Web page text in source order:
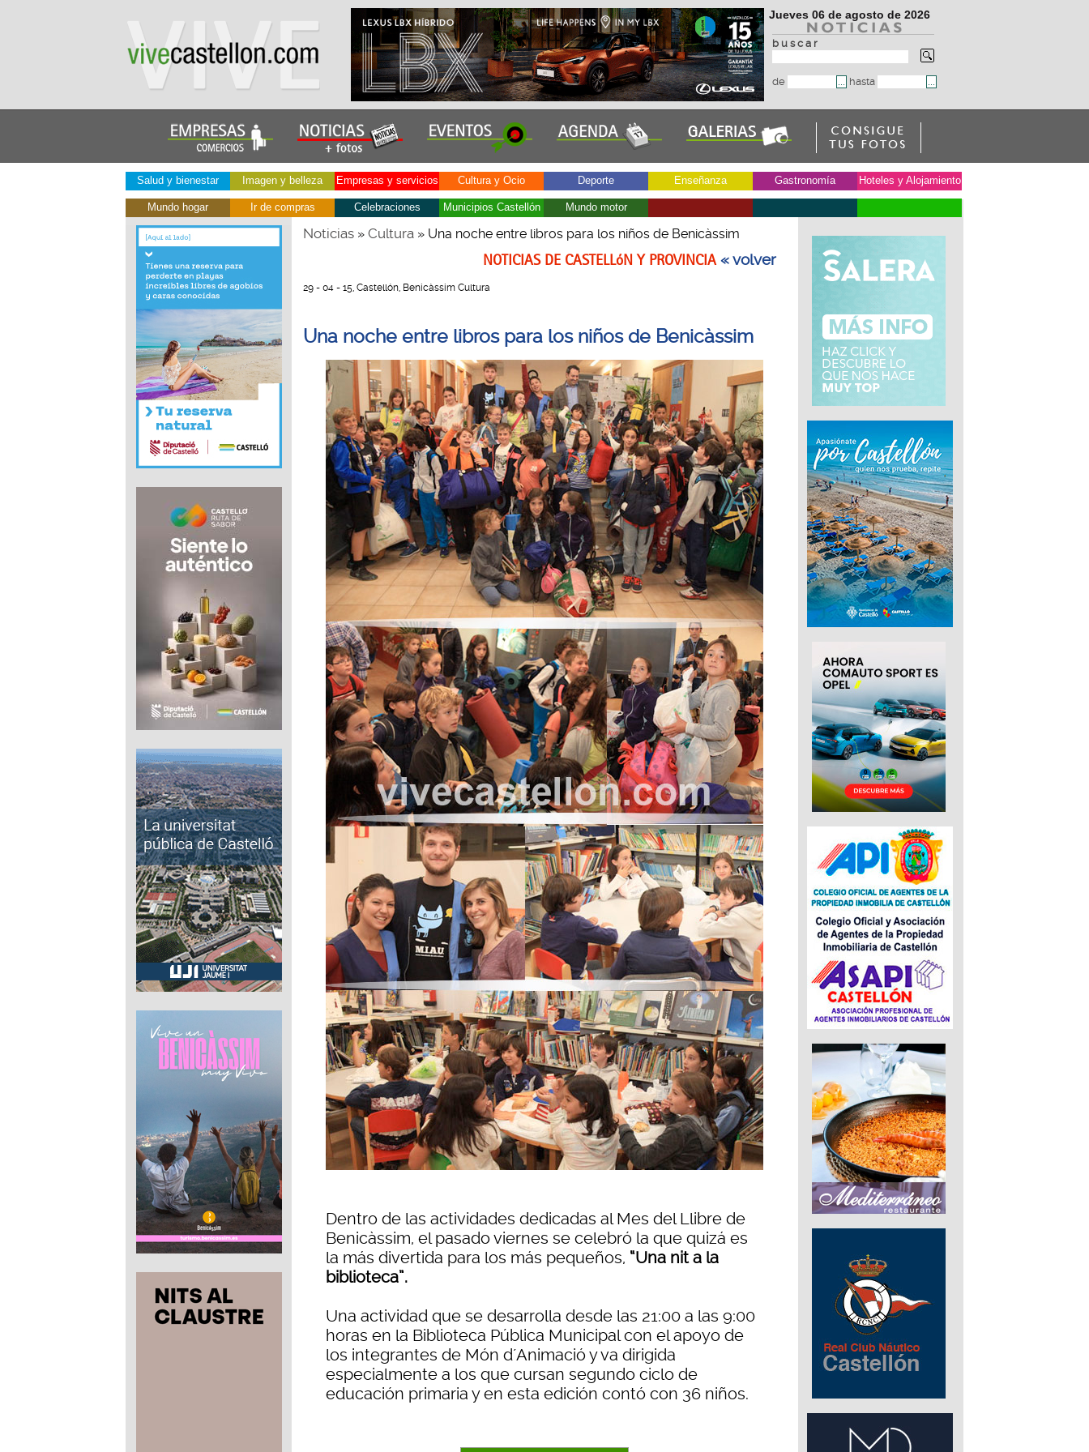
Jueves 06 de agosto de 2026
b u s c a r
de hasta
Salud y bienestar Imagen y belleza Empresas y servicios Cultura y Ocio Deporte Enseñanza Gastronomía Hoteles y Alojamiento
Mundo hogar Ir de compras Celebraciones Municipios Castellón Mundo motor
Noticias» Cultura» Una noche entre libros para los niños de Benicàssim
NOTICIAS DE CASTELLóN Y PROVINCIA« volver
29 - 04 - 15, Castellón, Benicàssim Cultura
Una noche entre libros para los niños de Benicàssim
Dentro de las actividades dedicadas al Mes del Llibre de
Benicàssim, el pasado viernes se celebró la que quizá es
la más divertida para los más pequeños, “Una nit a la
biblioteca”.
Una actividad que se desarrolla desde las 21:00 a las 9:00
horas en la Biblioteca Pública Municipal con el apoyo de
los integrantes de Món d´Animació y va dirigida
especialmente a los que cursan segundo ciclo de
educación primaria y en esta edición contó con 36 niños.